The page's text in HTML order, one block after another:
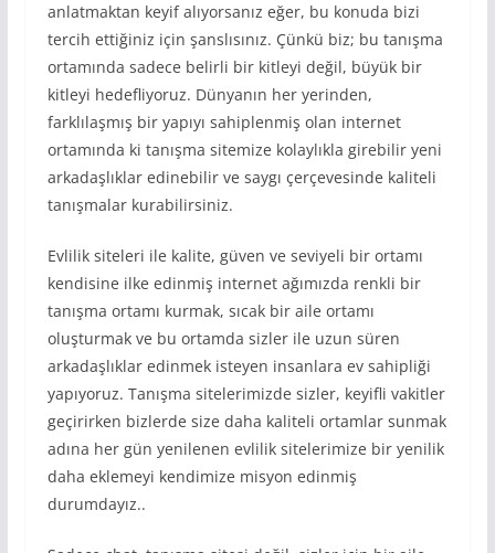
anlatmaktan keyif alıyorsanız eğer, bu konuda bizi
tercih ettiğiniz için şanslısınız. Çünkü biz; bu tanışma
ortamında sadece belirli bir kitleyi değil, büyük bir
kitleyi hedefliyoruz. Dünyanın her yerinden,
farklılaşmış bir yapıyı sahiplenmiş olan internet
ortamında ki tanışma sitemize kolaylıkla girebilir yeni
arkadaşlıklar edinebilir ve saygı çerçevesinde kaliteli
tanışmalar kurabilirsiniz.
Evlilik siteleri ile kalite, güven ve seviyeli bir ortamı
kendisine ilke edinmiş internet ağımızda renkli bir
tanışma ortamı kurmak, sıcak bir aile ortamı
oluşturmak ve bu ortamda sizler ile uzun süren
arkadaşlıklar edinmek isteyen insanlara ev sahipliği
yapıyoruz. Tanışma sitelerimizde sizler, keyifli vakitler
geçirirken bizlerde size daha kaliteli ortamlar sunmak
adına her gün yenilenen evlilik sitelerimize bir yenilik
daha eklemeyi kendimize misyon edinmiş
durumdayız..